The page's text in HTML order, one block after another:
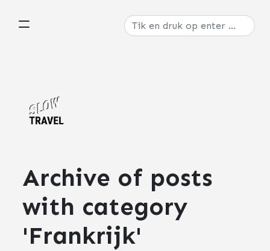
Archive of posts
with category
'Frankrijk'